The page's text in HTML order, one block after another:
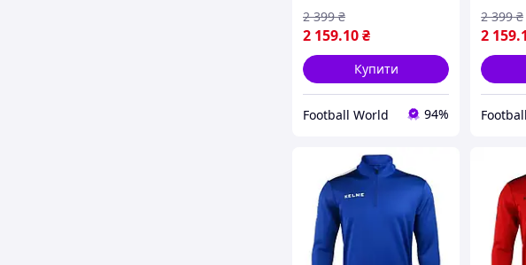
2 159.10₴
2 399 ₴
Купити
Football World 94%
2 159
2 399 ₴